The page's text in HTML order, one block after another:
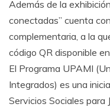
Además de la
conectadas” cuenta
complementaria, a la
código QR disponible
El Programa UPAMI
Integrados) es una
Servicios Sociales para